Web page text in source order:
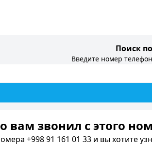
Поиск
Введите номер
вам звонил c этого
+998 91 161 01 33 и вы хотите